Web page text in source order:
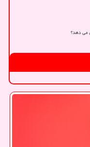
می دهد؟